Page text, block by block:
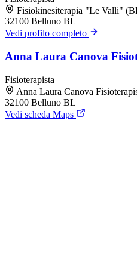
Fisiokinesiterapia "Le Valli"
32100 Belluno BL
Vedi profilo completo
Anna Laura Canova
Fisioterapista
Anna Laura Canova
32100 Belluno BL
Vedi scheda Maps